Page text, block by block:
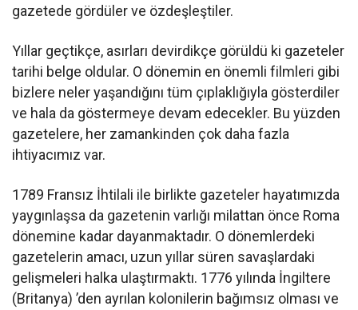
gazetede gördüler ve özdeşleştiler.
Yıllar geçtikçe, asırları devirdikçe görüldü ki gazeteler
tarihi belge oldular. O dönemin en önemli filmleri gibi
bizlere neler yaşandığını tüm çıplaklığıyla gösterdiler
ve hala da göstermeye devam edecekler. Bu yüzden
gazetelere, her zamankinden çok daha fazla
ihtiyacımız var.
1789 Fransız İhtilali ile birlikte gazeteler hayatımızda
yaygınlaşsa da gazetenin varlığı milattan önce Roma
dönemine kadar dayanmaktadır. O dönemlerdeki
gazetelerin amacı, uzun yıllar süren savaşlardaki
gelişmeleri halka ulaştırmaktı. 1776 yılında İngiltere
(Britanya) ’den ayrılan kolonilerin bağımsız olması ve